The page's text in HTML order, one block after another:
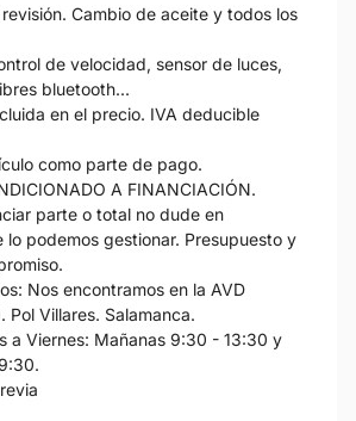
Cambio de aceite y todos los
de velocidad, sensor de luces,
bluetooth...
en el precio. IVA deducible
como parte de pago.
A FINANCIACIÓN.
parte o total no dude en
lo podemos gestionar. Presupuesto y
Nos encontramos en la AVD
Pol Villares. Salamanca.
a Viernes: Mañanas 9:30 - 13:30 y